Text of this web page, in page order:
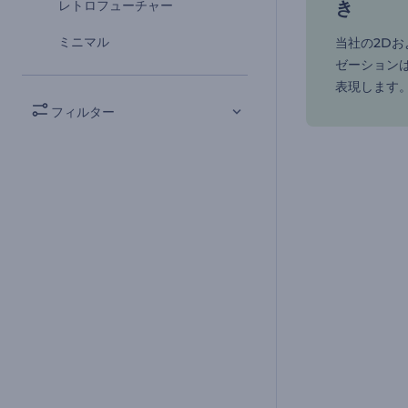
レトロフューチャー
ミニマル
フィルター
き
当社の2D
ゼーション
表現します